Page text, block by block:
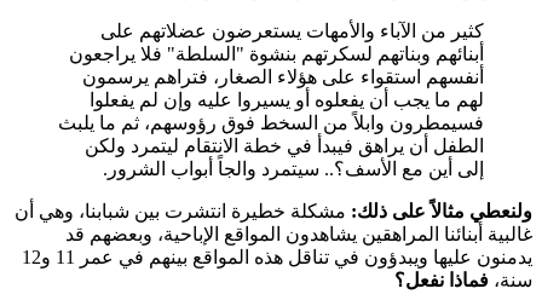
كثير من الآباء والأمهات يستعرضون عضلاتهم على
أبنائهم وبناتهم لسكرتهم بنشوة "السلطة" فلا يراجعون
أنفسهم استقواء على هؤلاء الصغار، فتراهم يرسمون
لهم ما يجب أن يفعلوه أو يسيروا عليه وإن لم يفعلوا
فسيمطرون وابلاً من السخط فوق رؤوسهم، ثم ما يلبث
الطفل أن يراهق فيبدأ في خطة الانتقام ليتمرد ولكن
إلى أين مع الأسف؟.. سيتمرد والجاً أبواب الشرور.
ولنعطي مثالاً على ذلك: مشكلة خطيرة انتشرت بين شبابنا، وهي أن
غالبية أبنائنا المراهقين يشاهدون المواقع الإباحية، وبعضهم قد
يدمنون عليها ويبدؤون في تناقل هذه المواقع بينهم في عمر 11 و12
سنة، فماذا نفعل؟